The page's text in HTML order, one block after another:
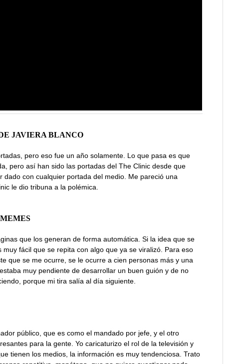
JAVIERA BLANCO
pero eso fue un año solamente. Lo que pasa es que
pero así han sido las portadas del The Clinic desde que
con cualquier portada del medio. Me pareció una
le dio tribuna a la polémica.
que los generan de forma automática. Si la idea que se
fácil que se repita con algo que ya se viralizó. Para eso
que se me ocurre, se le ocurre a cien personas más y una
muy pendiente de desarrollar un buen guión y de no
porque mi tira salía al día siguiente.
público, que es como el mandado por jefe, y el otro
para la gente. Yo caricaturizo el rol de la televisión y
tienen los medios, la información es muy tendenciosa. Trato